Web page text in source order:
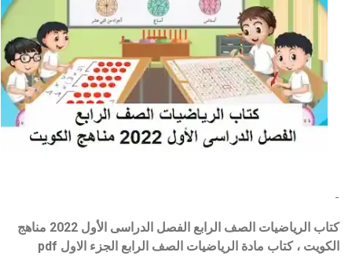
كتابالرياضيات
الصف الرابع الفصل الدراسى الأول 2022 مناهج
الكويت ، كتاب مادةالرياضياتالصفالرابع
الجزء الاول pdf